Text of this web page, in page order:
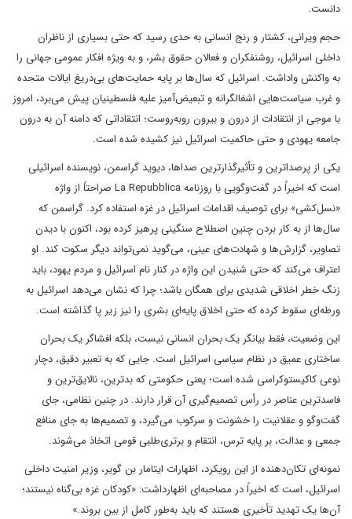
دانست.
حجم ویرانی، کشتار و رنج انسانی به حدی رسید که حتی بسیاری از ناظران
داخلی اسرائیل، روشنفکران و فعالان حقوق بشر، و به ویژه افکار عمومی جهانی را
به واکنش واداشت. اسرائیل که سال‌ها بر پایه حمایت‌های بی‌دریغ ایالات متحده
و غرب سیاست‌هایی اشغالگرانه و تبعیض‌آمیز علیه فلسطینیان پیش می‌برد، امروز
با موجی از انتقادات از درون و بیرون روبه‌روست؛ انتقاداتی که دامنه آن به درون
جامعه یهودی و حتی حاکمیت اسرائیل نیز کشیده شده است.
یکی از پرصداترین و تأثیرگذارترین صداها، دیوید گراسمن، نویسنده اسرائیلی
است که اخیراً در گفت‌وگویی با روزنامه La Repubblica صراحتاً از واژه
«نسل‌کشی» برای توصیف اقدامات اسرائیل در غزه استفاده کرد. گراسمن که
سال‌ها از به کار بردن چنین اصطلاح سنگینی پرهیز کرده بود، اکنون با دیدن
تصاویر، گزارش‌ها و شهادت‌های عینی، می‌گوید نمی‌تواند دیگر سکوت کند. او
اعتراف می‌کند که حتی شنیدن این واژه در کنار نام اسرائیل و مردم یهود، باید
زنگ خطر اخلاقی شدیدی برای همگان باشد؛ چرا که نشان می‌دهد اسرائیل به
ورطه‌ای سقوط کرده که حتی اخلاق پایه‌ای بشری را نیز زیر پا گذاشته است.
این وضعیت، فقط بیانگر یک بحران انسانی نیست، بلکه افشاگر یک بحران
ساختاری عمیق در نظام سیاسی اسرائیل است. جایی که به تعبیر دقیق، دچار
نوعی کاکیستوکراسی شده است؛ یعنی حکومتی که بدترین، نالایق‌ترین و
فاسدترین عناصر در رأس تصمیم‌گیری آن قرار دارند. در چنین نظامی، جای
گفت‌وگو و عقلانیت را خشونت و سرکوب می‌گیرد، و تصمیم‌ها به جای منافع
جمعی و عدالت، بر پایه ترس، انتقام و برتری‌طلبی قومی اتخاذ می‌شوند.
نمونه‌ای تکان‌دهنده از این رویکرد، اظهارات ایتامار بن گویر، وزیر امنیت داخلی
اسرائیل، است که اخیراً در مصاحبه‌ای اظهارداشت: «کودکان غزه بی‌گناه نیستند؛
آن‌ها یک تهدید تأخیری هستند که باید به‌طور کامل از بین بروند.»